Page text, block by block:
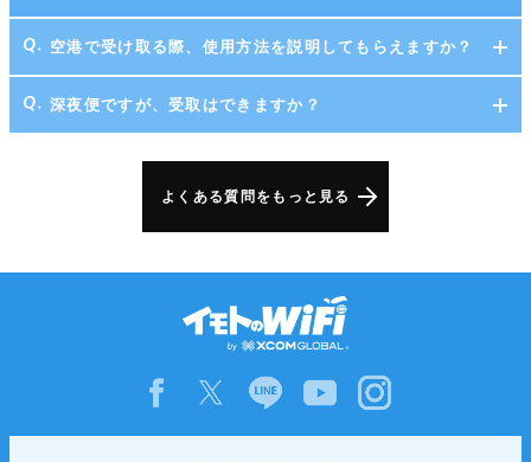
空港で受け取る際、使用方法を説明してもらえますか？
深夜便ですが、受取はできますか？
よくある質問をもっと見る